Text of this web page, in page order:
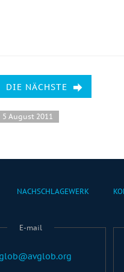
DIE NÄCHSTE
5 August 2011
NACHSCHLAGEWERK
E-mail